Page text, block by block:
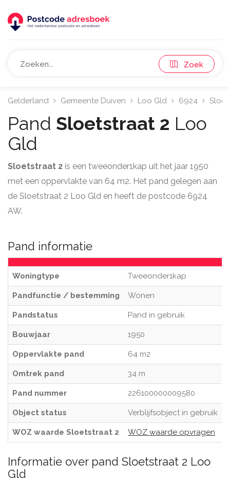
Zoek
Gelderland Gemeente Duiven Loo Gld 6924
Pand Sloetstraat 2 Loo
Gld
Sloetstraat 2 is een tweeonder1kap uit het jaar 1950
met een oppervlakte van 64 m2. Het pand gelegen aan
de Sloetstraat 2 Loo Gld en heeft de postcode 6924
AW.
Pand informatie
Woningtype Tweeonder1kap
Pandfunctie / bestemming Wonen
Pandstatus Pand in gebruik
Bouwjaar 1950
Oppervlakte pand 64 m2
Omtrek pand 34 m
Pand nummer 226100000009580
Object status Verblijfsobject in gebruik
WOZ waarde Sloetstraat 2 WOZ waarde opvragen
Informatie over pand Sloetstraat 2 Loo
Gld